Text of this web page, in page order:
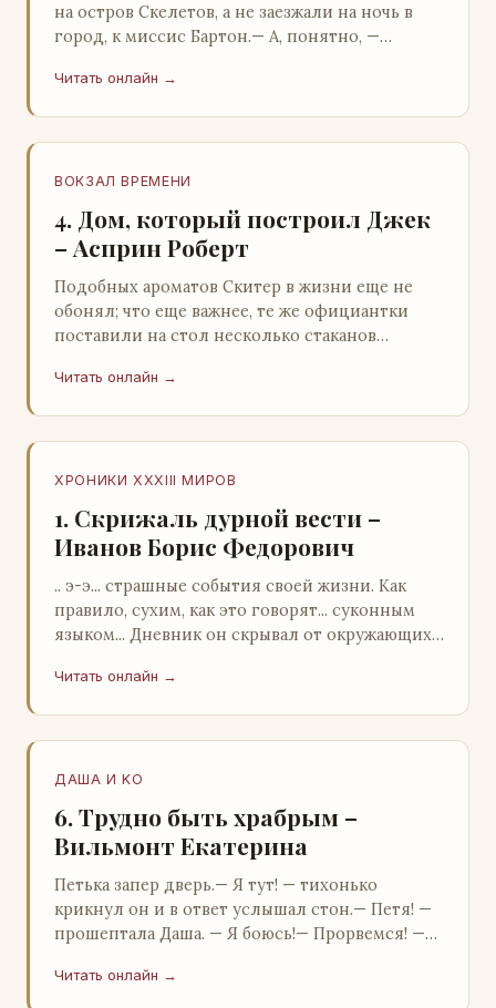
на остров Скелетов, а не заезжали на ночь в
город, к миссис Бартон.— А, понятно, —
«кризис»…
Читать онлайн →
ВОКЗАЛ ВРЕМЕНИ
4. Дом, который построил Джек
– Асприн Роберт
Подобных ароматов Скитер в жизни еще не
обонял; что еще важнее, те же официантки
поставили на стол несколько стаканов
Скитер опрокин…
Читать онлайн →
ХРОНИКИ XXXIII МИРОВ
1. Скрижаль дурной вести –
Иванов Борис Федорович
.. э-э... страшные события своей жизни. Как
правило, сухим, как это говорят... суконным
языком... Дневник он скрывал от окружающих.
Читать онлайн →
ДАША И KO
6. Трудно быть храбрым –
Вильмонт Екатерина
Петька запер дверь.— Я тут! — тихонько
крикнул он и в ответ услышал стон.— Петя! —
прошептала Даша. — Я боюсь!— Прорвемся! —
…
Читать онлайн →